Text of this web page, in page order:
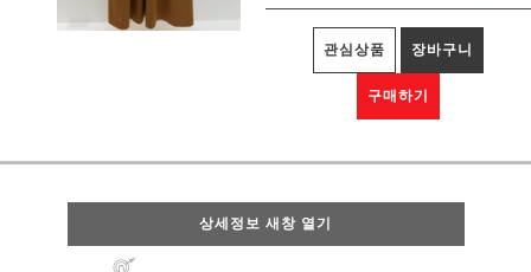
관심상품 장바구니
구매하기
상세정보 새창 열기